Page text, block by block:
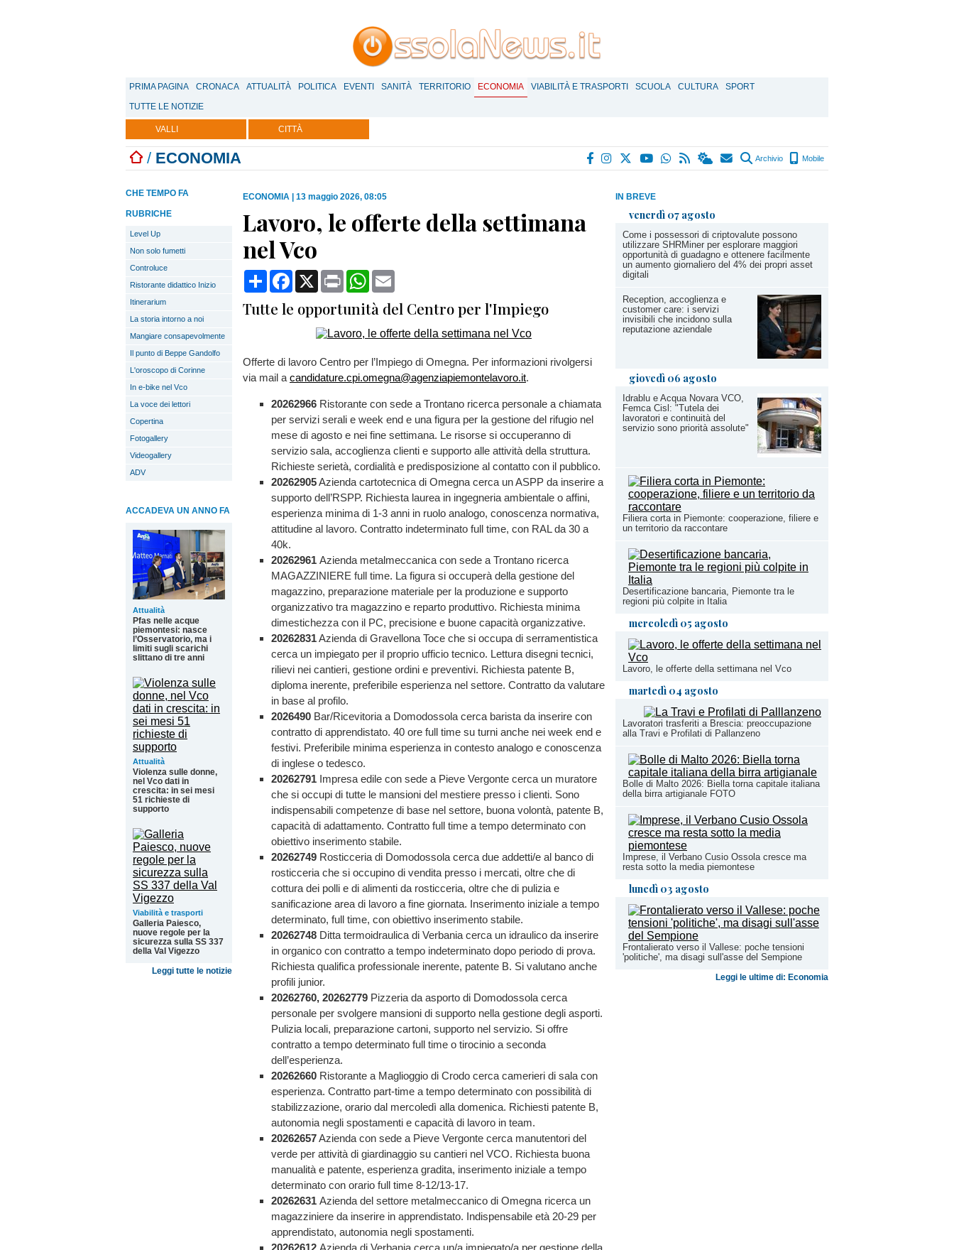
PRIMA PAGINA CRONACA ATTUALITÀ POLITICA EVENTI SANITÀ TERRITORIO ECONOMIA VIABILITÀ E TRASPORTI SCUOLA CULTURA
SPORT
TUTTE LE NOTIZIE
VALLI CITTÀ
/ ECONOMIA Archivio Mobile
IN BREVE
venerdì 07 agosto
Come i possessori di criptovalute possono
utilizzare SHRMiner per esplorare maggiori
opportunità di guadagno e ottenere facilmente
un aumento giornaliero del 4% dei propri asset
digitali
Reception, accoglienza e
customer care: i servizi
invisibili che incidono sulla
reputazione aziendale
giovedì 06 agosto
Idrablu e Acqua Novara VCO,
Femca Cisl: "Tutela dei
lavoratori e continuità del
servizio sono priorità assolute"
Filiera corta in Piemonte: cooperazione, filiere e
un territorio da raccontare
Desertificazione bancaria, Piemonte tra le
regioni più colpite in Italia
mercoledì 05 agosto
Lavoro, le offerte della settimana nel Vco
martedì 04 agosto
Lavoratori trasferiti a Brescia: preoccupazione
alla Travi e Profilati di Pallanzeno
Bolle di Malto 2026: Biella torna capitale italiana
della birra artigianale FOTO
Imprese, il Verbano Cusio Ossola cresce ma
resta sotto la media piemontese
lunedì 03 agosto
Frontalierato verso il Vallese: poche tensioni
'politiche', ma disagi sull'asse del Sempione
Leggi le ultime di: Economia
CHE TEMPO FA
RUBRICHE
Level Up
Non solo fumetti
Controluce
Ristorante didattico Inizio
Itinerarium
La storia intorno a noi
Mangiare consapevolmente
Il punto di Beppe Gandolfo
L'oroscopo di Corinne
In e-bike nel Vco
La voce dei lettori
Copertina
Fotogallery
Videogallery
ADV
ACCADEVA UN ANNO FA
Attualità
Pfas nelle acque
piemontesi: nasce
l’Osservatorio, ma i
limiti sugli scarichi
slittano di tre anni
Attualità
Violenza sulle donne,
nel Vco dati in
crescita: in sei mesi
51 richieste di
supporto
Viabilità e trasporti
Galleria Paiesco,
nuove regole per la
sicurezza sulla SS 337
della Val Vigezzo
Leggi tutte le notizie
ECONOMIA 13 maggio 2026, 08:05
Lavoro, le offerte della settimana
nel Vco
CondividiFacebook
X Print WhatsApp
Tutte le opportunità del Centro per l'Impiego
Offerte di lavoro Centro per l’Impiego di Omegna. Per informazioni rivolgersi
via mail a candidature.cpi.omegna@agenziapiemontelavoro.it.
20262966 Ristorante con sede a Trontano ricerca personale a chiamata
per servizi serali e week end e una figura per la gestione del rifugio nel
mese di agosto e nei fine settimana. Le risorse si occuperanno di
servizio sala, accoglienza clienti e supporto alle attività della struttura.
Richieste serietà, cordialità e predisposizione al contatto con il pubblico.
20262905Azienda cartotecnica di Omegna cerca un ASPP da inserire a
supporto dell’RSPP. Richiesta laurea in ingegneria ambientale o affini,
esperienza minima di 1-3 anni in ruolo analogo, conoscenza normativa,
attitudine al lavoro. Contratto indeterminato full time, con RAL da 30 a
40k.
20262961 Azienda metalmeccanica con sede a Trontano ricerca
MAGAZZINIERE full time. La figura si occuperà della gestione del
magazzino, preparazione materiale per la produzione e supporto
organizzativo tra magazzino e reparto produttivo. Richiesta minima
dimestichezza con il PC, precisione e buone capacità organizzative.
20262831Azienda di Gravellona Toce che si occupa di serramentistica
cerca un impiegato per il proprio ufficio tecnico. Lettura disegni tecnici,
rilievi nei cantieri, gestione ordini e preventivi. Richiesta patente B,
diploma inerente, preferibile esperienza nel settore. Contratto da valutare
in base al profilo.
2026490 Bar/Ricevitoria a Domodossola cerca barista da inserire con
contratto di apprendistato. 40 ore full time su turni anche nei week end e
festivi. Preferibile minima esperienza in contesto analogo e conoscenza
di inglese o tedesco.
20262791 Impresa edile con sede a Pieve Vergonte cerca un muratore
che si occupi di tutte le mansioni del mestiere presso i clienti. Sono
indispensabili competenze di base nel settore, buona volontà, patente B,
capacità di adattamento. Contratto full time a tempo determinato con
obiettivo inserimento stabile.
20262749 Rosticceria di Domodossola cerca due addetti/e al banco di
rosticceria che si occupino di vendita presso i mercati, oltre che di
cottura dei polli e di alimenti da rosticceria, oltre che di pulizia e
sanificazione area di lavoro a fine giornata. Inserimento iniziale a tempo
determinato, full time, con obiettivo inserimento stabile.
20262748 Ditta termoidraulica di Verbania cerca un idraulico da inserire
in organico con contratto a tempo indeterminato dopo periodo di prova.
Richiesta qualifica professionale inerente, patente B. Si valutano anche
profili junior.
20262760, 20262779 Pizzeria da asporto di Domodossola cerca
personale per svolgere mansioni di supporto nella gestione degli asporti.
Pulizia locali, preparazione cartoni, supporto nel servizio. Si offre
contratto a tempo determinato full time o tirocinio a seconda
dell’esperienza.
20262660 Ristorante a Maglioggio di Crodo cerca camerieri di sala con
esperienza. Contratto part-time a tempo determinato con possibilità di
stabilizzazione, orario dal mercoledì alla domenica. Richiesti patente B,
autonomia negli spostamenti e capacità di lavoro in team.
20262657Azienda con sede a Pieve Vergonte cerca manutentori del
verde per attività di giardinaggio su cantieri nel VCO. Richiesta buona
manualità e patente, esperienza gradita, inserimento iniziale a tempo
determinato con orario full time 8-12/13-17.
20262631 Azienda del settore metalmeccanico di Omegna ricerca un
magazziniere da inserire in apprendistato. Indispensabile età 20-29 per
apprendistato, autonomia negli spostamenti.